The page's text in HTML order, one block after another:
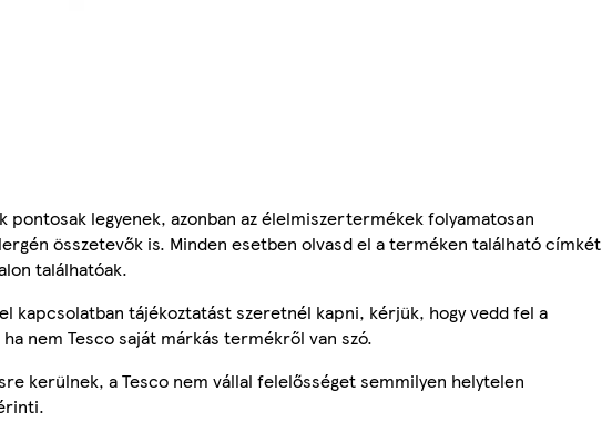
legyenek, azonban az élelmiszertermékek folyamatosan
összetevők is. Minden esetben olvasd el a terméken található címkét
találhatóak.
kapcsolatban tájékoztatást szeretnél kapni, kérjük, hogy vedd fel a
nem Tesco saját márkás termékről van szó.
kerülnek, a Tesco nem vállal felelősséget semmilyen helytelen